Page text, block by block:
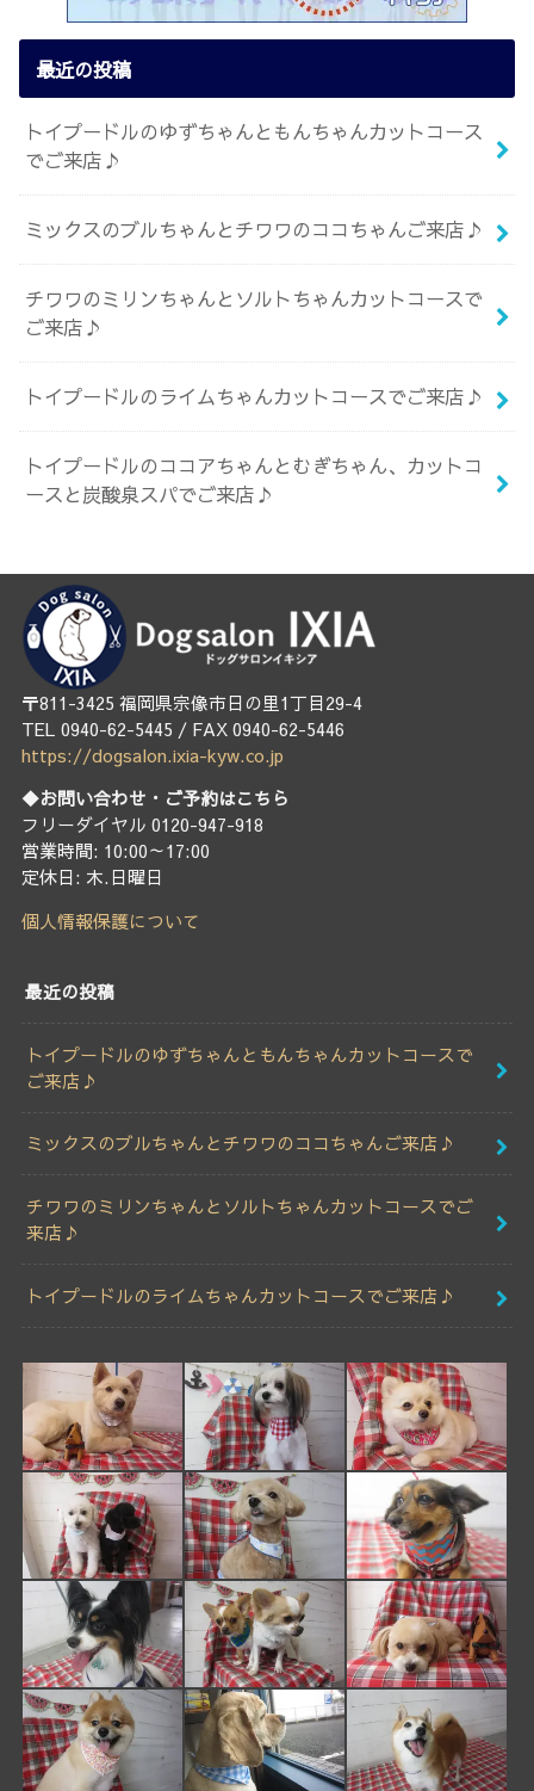
最近の投稿
トイプードルのゆずちゃんともんちゃんカットコース
でご来店♪
ミックスのブルちゃんとチワワのココちゃんご来店♪
チワワのミリンちゃんとソルトちゃんカットコースで
ご来店♪
トイプードルのライムちゃんカットコースでご来店♪
トイプードルのココアちゃんとむぎちゃん、カットコ
ースと炭酸泉スパでご来店♪
〒811-3425 福岡県宗像市日の里1丁目29-4
TEL 0940-62-5445 / FAX 0940-62-5446
https://dogsalon.ixia-kyw.co.jp
◆お問い合わせ・ご予約はこちら
フリーダイヤル 0120-947-918
営業時間: 10:00～17:00
定休日: 木.日曜日
個人情報保護について
最近の投稿
トイプードルのゆずちゃんともんちゃんカットコースで
ご来店♪
ミックスのブルちゃんとチワワのココちゃんご来店♪
チワワのミリンちゃんとソルトちゃんカットコースでご
来店♪
トイプードルのライムちゃんカットコースでご来店♪